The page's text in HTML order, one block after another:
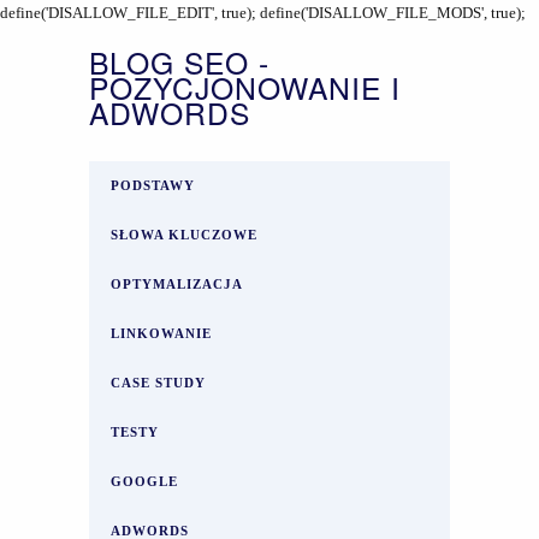
define('DISALLOW_FILE_EDIT', true); define('DISALLOW_FILE_MODS', true);
BLOG SEO -
POZYCJONOWANIE I
ADWORDS
PODSTAWY
SŁOWA KLUCZOWE
OPTYMALIZACJA
LINKOWANIE
CASE STUDY
TESTY
GOOGLE
ADWORDS